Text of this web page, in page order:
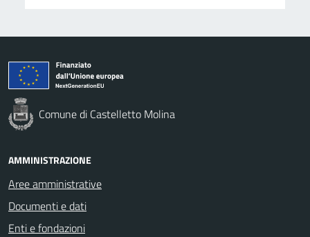
Comune di Castelletto Molina
AMMINISTRAZIONE
Aree amministrative
Documenti e dati
Enti e fondazioni